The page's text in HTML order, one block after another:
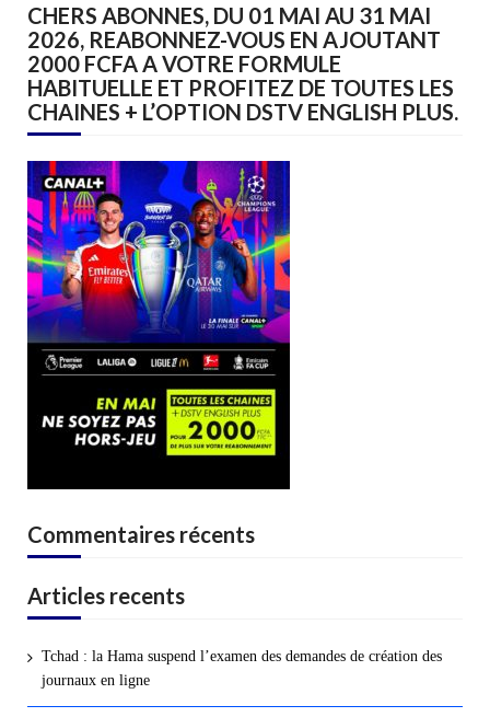
CHERS ABONNES, DU 01 MAI AU 31 MAI
2026, REABONNEZ-VOUS EN AJOUTANT
2000 FCFA A VOTRE FORMULE
HABITUELLE ET PROFITEZ DE TOUTES LES
CHAINES + L’OPTION DSTV ENGLISH PLUS.
Commentaires récents
Articles recents
Tchad : la Hama suspend l’examen des demandes de création des
journaux en ligne